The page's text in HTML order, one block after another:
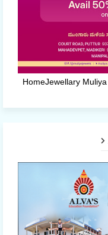
HomeJewellary